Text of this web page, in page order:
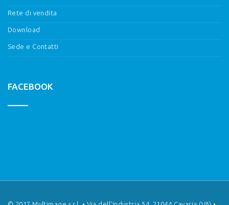
Rete di vendita
Download
Sede e Contatti
FACEBOOK